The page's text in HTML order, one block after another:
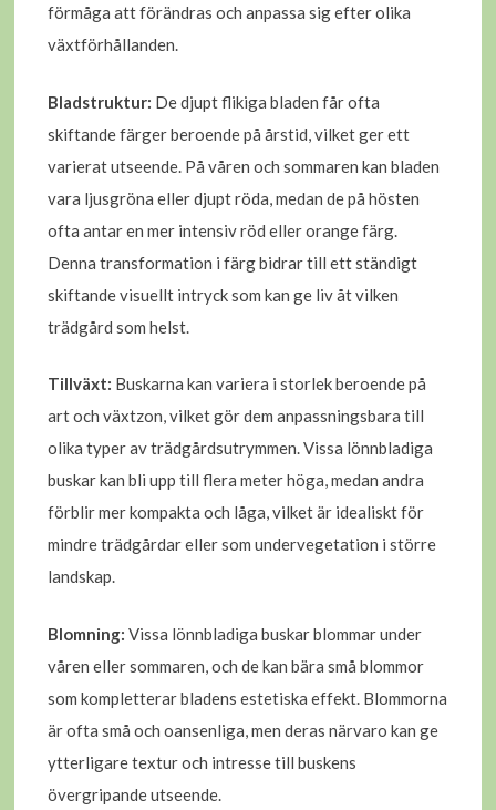
förmåga att förändras och anpassa sig efter olika
växtförhållanden.
Bladstruktur: De djupt flikiga bladen får ofta
skiftande färger beroende på årstid, vilket ger ett
varierat utseende. På våren och sommaren kan bladen
vara ljusgröna eller djupt röda, medan de på hösten
ofta antar en mer intensiv röd eller orange färg.
Denna transformation i färg bidrar till ett ständigt
skiftande visuellt intryck som kan ge liv åt vilken
trädgård som helst.
Tillväxt: Buskarna kan variera i storlek beroende på
art och växtzon, vilket gör dem anpassningsbara till
olika typer av trädgårdsutrymmen. Vissa lönnbladiga
buskar kan bli upp till flera meter höga, medan andra
förblir mer kompakta och låga, vilket är idealiskt för
mindre trädgårdar eller som undervegetation i större
landskap.
Blomning: Vissa lönnbladiga buskar blommar under
våren eller sommaren, och de kan bära små blommor
som kompletterar bladens estetiska effekt. Blommorna
är ofta små och oansenliga, men deras närvaro kan ge
ytterligare textur och intresse till buskens
övergripande utseende.